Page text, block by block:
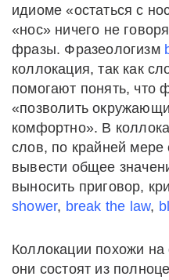
идиоме «остаться с
«нос» ничего не
фразы. Фразеологизм
коллокация, так как
помогают понять, что
«позволить
комфортно». В
слов, по крайней
вывести общее
выносить приговор,
shower, break the law,
Коллокации похожи
они состоят из